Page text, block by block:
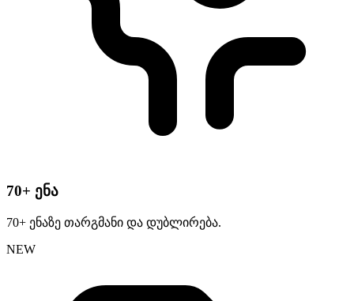
70+ ენა
70+ ენაზე თარგმანი და დუბლირება.
NEW